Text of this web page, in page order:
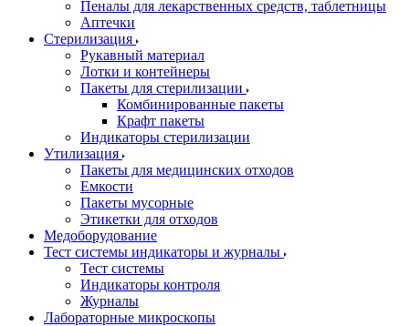
Пеналы для лекарственных средств, таблетницы
Аптечки
Стерилизация
Рукавный материал
Лотки и контейнеры
Пакеты для стерилизации
Комбинированные пакеты
Крафт пакеты
Индикаторы стерилизации
Утилизация
Пакеты для медицинских отходов
Емкости
Пакеты мусорные
Этикетки для отходов
Медоборудование
Тест системы индикаторы и журналы
Тест системы
Индикаторы контроля
Журналы
Лабораторные микроскопы